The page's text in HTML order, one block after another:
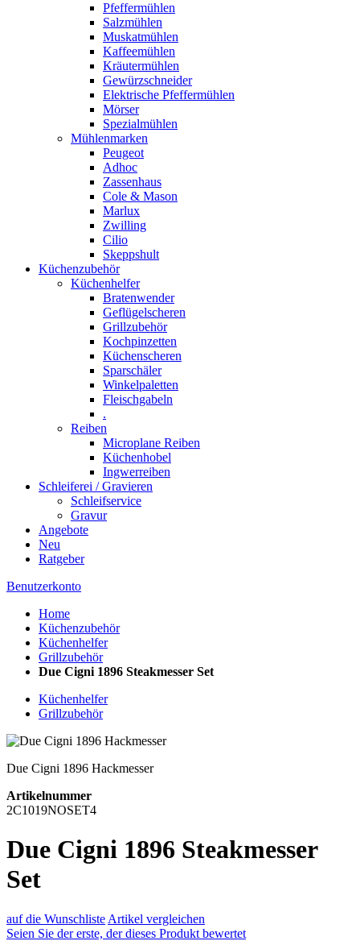
Pfeffermühlen
Salzmühlen
Muskatmühlen
Kaffeemühlen
Kräutermühlen
Gewürzschneider
Elektrische Pfeffermühlen
Mörser
Spezialmühlen
Mühlenmarken
Peugeot
Adhoc
Zassenhaus
Cole & Mason
Marlux
Zwilling
Cilio
Skeppshult
Küchenzubehör
Küchenhelfer
Bratenwender
Geflügelscheren
Grillzubehör
Kochpinzetten
Küchenscheren
Sparschäler
Winkelpaletten
Fleischgabeln
.
Reiben
Microplane Reiben
Küchenhobel
Ingwerreiben
Schleiferei / Gravieren
Schleifservice
Gravur
Angebote
Neu
Ratgeber
Benutzerkonto
Home
Küchenzubehör
Küchenhelfer
Grillzubehör
Due Cigni 1896 Steakmesser Set
Küchenhelfer
Grillzubehör
Due Cigni 1896 Hackmesser
Artikelnummer
2C1019NOSET4
Due Cigni 1896 Steakmesser
Set
auf die Wunschliste Artikel vergleichen
Seien Sie der erste, der dieses Produkt bewertet